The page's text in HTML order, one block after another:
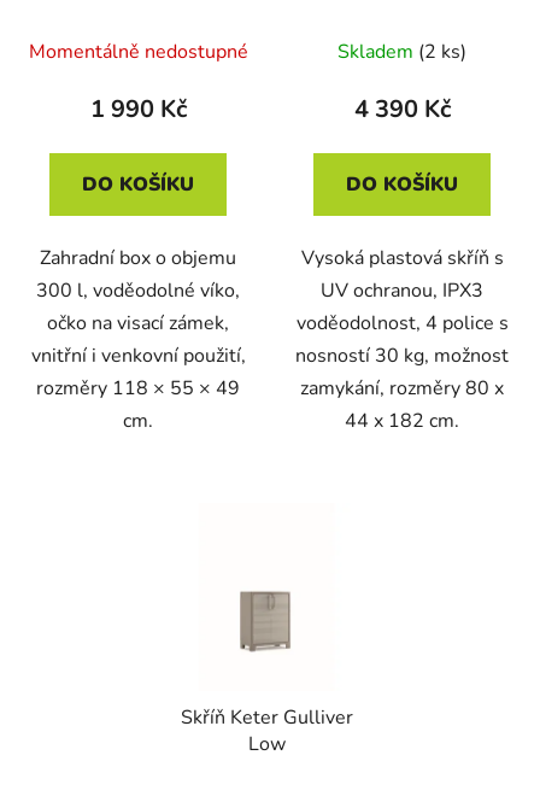
Momentálně nedostupné
1 990 Kč
DO KOŠÍKU
Zahradní box o objemu
300 l, voděodolné víko,
očko na visací zámek,
vnitřní i venkovní použití,
rozměry 118 × 55 × 49
cm.
Skladem (2 ks)
4 390 Kč
DO KOŠÍKU
Vysoká plastová skříň s
UV ochranou, IPX3
voděodolnost, 4 police s
nosností 30 kg, možnost
zamykání, rozměry 80 x
44 x 182 cm.
Skříň Keter Gulliver
Low